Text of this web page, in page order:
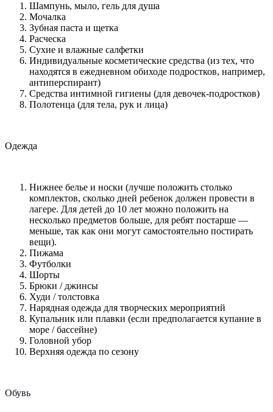
Шампунь, мыло, гель для душа
Мочалка
Зубная паста и щетка
Расческа
Сухие и влажные салфетки
Индивидуальные косметические средства (из тех, что
находятся в ежедневном обиходе подростков, например,
антиперспирант)
Средства интимной гигиены (для девочек-подростков)
Полотенца (для тела, рук и лица)
Одежда
Нижнее белье и носки (лучше положить столько
комплектов, сколько дней ребенок должен провести в
лагере. Для детей до 10 лет можно положить на
несколько предметов больше, для ребят постарше —
меньше, так как они могут самостоятельно постирать
вещи).
Пижама
Футболки
Шорты
Брюки / джинсы
Худи / толстовка
Нарядная одежда для творческих мероприятий
Купальник или плавки (если предполагается купание в
море / бассейне)
Головной убор
Верхняя одежда по сезону
Обувь